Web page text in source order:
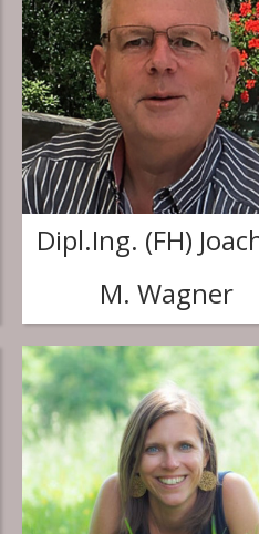
Dipl.Ing. (FH)
M. Wagner